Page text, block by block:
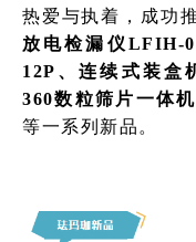
热爱与执着，成功
放电检漏仪LFIH-
12P、连续式装盒
360数粒筛片一体
等一系列新品。